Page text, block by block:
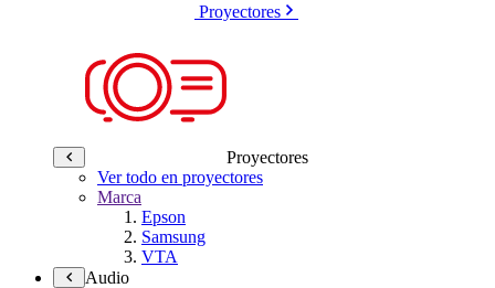
Proyectores
Proyectores
Ver todo en proyectores
Marca
Epson
Samsung
VTA
Audio